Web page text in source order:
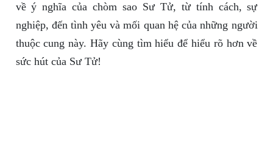
về ý nghĩa của chòm sao Sư Tử, từ tính cách, sự
nghiệp, đến tình yêu và mối quan hệ của những người
thuộc cung này. Hãy cùng tìm hiểu để hiểu rõ hơn về
sức hút của Sư Tử!